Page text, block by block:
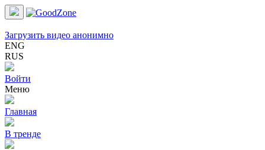
Загрузить видео анонимно
ENG
RUS
Войти
Меню
Главная
В тренде